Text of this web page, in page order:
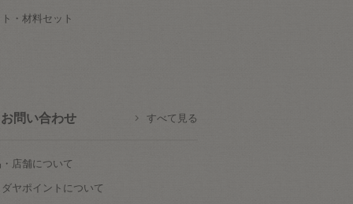
・材料セット
お問い合わせ すべて見る
店舗について
ヤポイントについて